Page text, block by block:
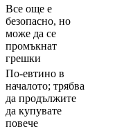
Все още е
безопасно, но
може да се
промъкнат
грешки
По-евтино в
началото; трябва
да продължите
да купувате
повече